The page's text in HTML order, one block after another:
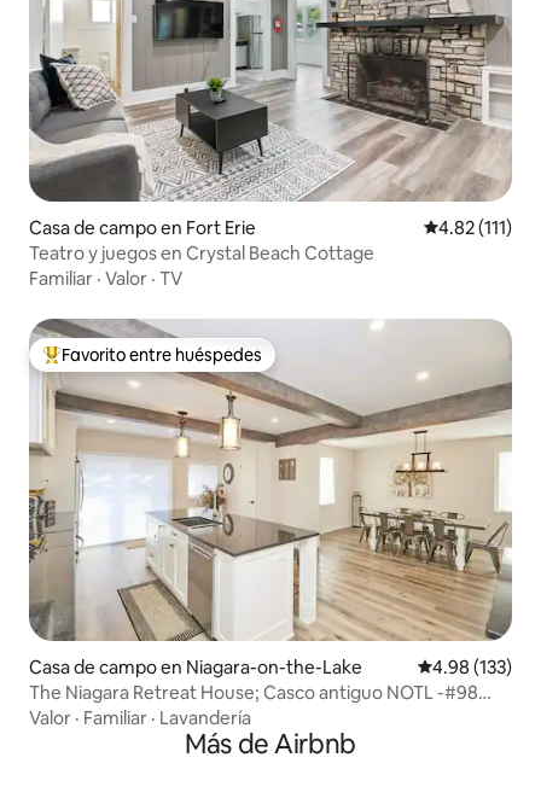
Casa de campo en Fort Erie Calificación
4.82 (111)
Teatro y juegos en Crystal Beach Cottage
Familiar · Valor · TV
De los mejores en Favorito entre huéspedes
Favorito entre huéspedes
Casa de campo en Niagara-on-the-Lake Calificación
4.98 (133)
The Niagara Retreat House; Casco antiguo NOTL -#98
2020
Valor · Familiar · Lavandería
Más de Airbnb